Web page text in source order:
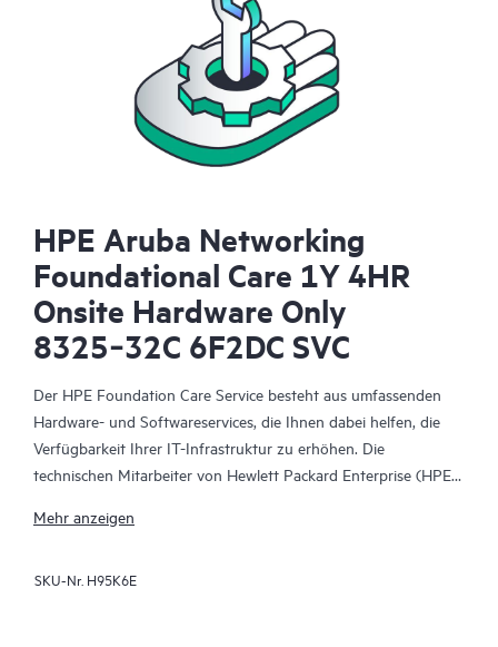
HPE Aruba Networking
Foundational Care 1Y 4HR
Onsite Hardware Only
8325‑32C 6F2DC SVC
Der HPE Foundation Care Service besteht aus umfassenden
Hardware- und Softwareservices, die Ihnen dabei helfen, die
Verfügbarkeit Ihrer IT-Infrastruktur zu erhöhen. Die
technischen Mitarbeiter von Hewlett Packard Enterprise (HPE)
Behebung von Hardware- und Softwareproblemen zu
ausgewählter anderer Anbieter auftreten.
Mehr anzeigen
SKU-Nr. H95K6E